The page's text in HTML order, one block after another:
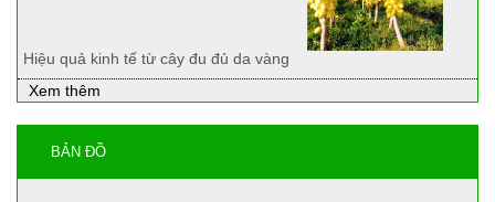
Hiệu quả kinh tế từ cây đu đủ da vàng
Xem thêm
BẢN ĐỒ